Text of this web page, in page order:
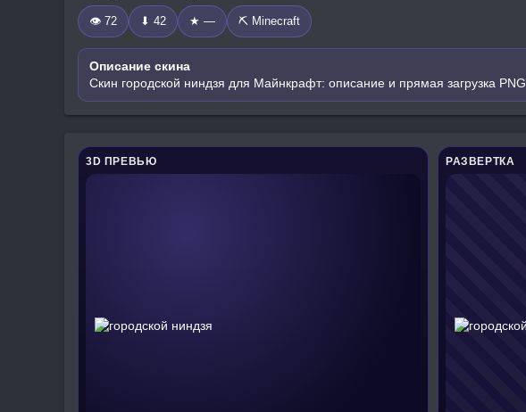
👁 72 ⬇ 42 ★ — ⛏️ Minecraft
Описание скина
Скин городской ниндзя для Майнкрафт: описание и прямая загрузка PNG.
3D ПРЕВЬЮ РАЗВЕРТКА